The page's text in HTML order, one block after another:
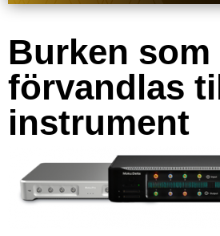
Burken som
förvandlas
instrument